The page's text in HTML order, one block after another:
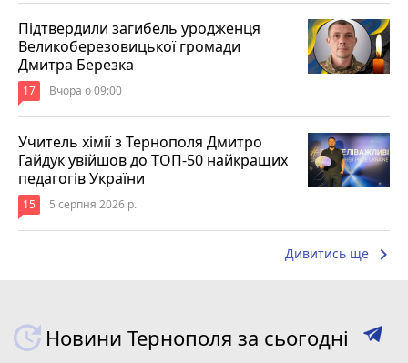
Підтвердили загибель уродженця
Великоберезовицької громади
Дмитра Березка
17 Вчора о 09:00
Учитель хімії з Тернополя Дмитро
Гайдук увійшов до ТОП-50 найкращих
педагогів України
15 5 серпня 2026 р.
Дивитись ще keyboard_arrow_right
Новини Тернополя за сьогодні